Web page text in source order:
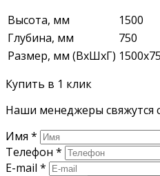
Высота, мм
1500
Глубина, мм
750
Размер, мм (ВхШхГ)
Купить в 1 клик
Наши менеджеры свяжутся
Имя *
Телефон *
E-mail *